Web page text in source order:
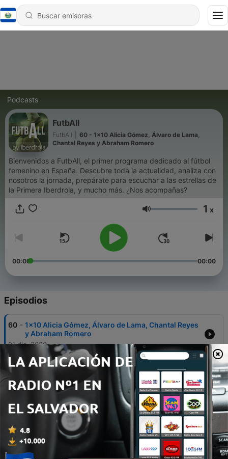
Podcasts
FutbAll
FutbAll
60 - 1x10 Alicia Gómez, Álvaro de Lama,
Chantal Reyes y Abraham Romero
Bienvenidos a FutbAll, el primer programa dedicado al fútbol
femenino en España. Descubre toda la actualidad, analiza con
nosotros la jornada, prepárate para escuchar a las estrellas de
la Primera Iberdrola, y mucho más. ¿Nos acompañas?
Volumen 1 x
00:00 00:00
Episodios
60 - 1x10 Alicia Gómez, Álvaro de Lama, Chantal Reyes
y Abraham Romero
01 dic. 2020
59 -
1x09 Marta Carro, Sara Giménez, Laura Alapont y
24 nov. 2020
58
1x08 Maria José Pérez, Joaquín Maroto, Lalu
Albarrán y Marc Andrés
17 nov. 2020
57 - 1X07 Jenni Hermoso, Maldini, Mayca Jiménez y
Elisa Revuelta